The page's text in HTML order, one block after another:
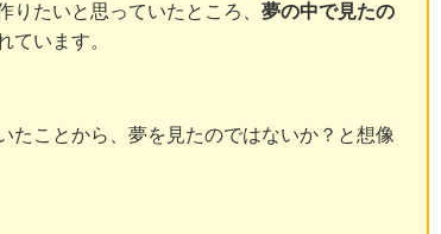
たいと思っていたところ、 夢の中で見たの
ています。
たことから、夢を見たのではないか？と想像